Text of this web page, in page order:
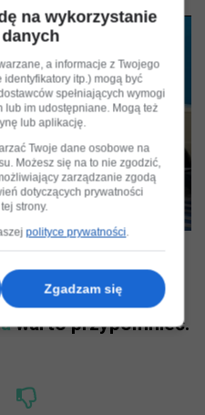
Play
Video
Zapisz
oglądać, ale
warto przypomnieć.
na wykorzystanie
a informacje z Twojego
itp.) mogą być
spełniających wymogi
lub im udostępniane. Mogą też
lub aplikację.
Twoje dane osobowe na
Możesz się na to nie zgodzić,
zarządzanie zgodą
dotyczących prywatności
strony.
polityce prywatności.
Zgadzam się